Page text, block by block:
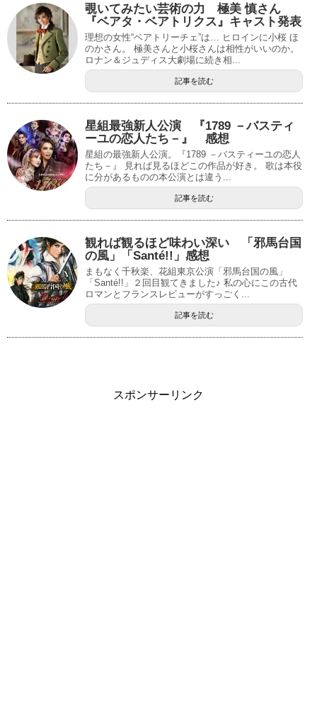
覗いてみたい芸術の力 極美 慎さん
『ベアタ・ベアトリクス』キャスト発表
理想の女性“ベアトリーチェ”は… ヒロインに小桜 ほ
のかさん。 極美さんと小桜さんは相性がいいのか。
ロナン＆ジュディス大劇場に続き相...
記事を読む
星組最強新人公演 『1789 －バスティ
ーユの恋人たち－』 感想
星組の最強新人公演。『1789 －バスティーユの恋人
たち－』 見れば見るほどこの作品が好き。 歌は本役
に分があるものの本公演とは違う...
記事を読む
観れば観るほど味わい深い 「邪馬台国
の風」「Santé!!」感想
まもなく千秋楽、花組東京公演「邪馬台国の風」
「Santé!!」２回目観てきました♪ 私の心にこの古代
ロマンとフランスレビューがすっごく...
記事を読む
スポンサーリンク